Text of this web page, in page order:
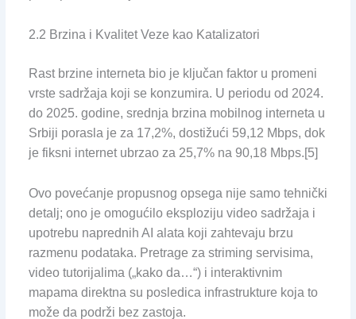
2.2 Brzina i Kvalitet Veze kao Katalizatori
Rast brzine interneta bio je ključan faktor u promeni
vrste sadržaja koji se konzumira. U periodu od 2024.
do 2025. godine, srednja brzina mobilnog interneta u
Srbiji porasla je za 17,2%, dostižući 59,12 Mbps, dok
je fiksni internet ubrzao za 25,7% na 90,18 Mbps.[5]
Ovo povećanje propusnog opsega nije samo tehnički
detalj; ono je omogućilo eksploziju video sadržaja i
upotrebu naprednih AI alata koji zahtevaju brzu
razmenu podataka. Pretrage za striming servisima,
video tutorijalima („kako da…“) i interaktivnim
mapama direktna su posledica infrastrukture koja to
može da podrži bez zastoja.